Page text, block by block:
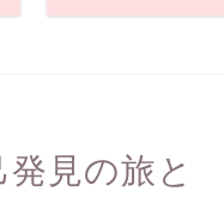
見の旅と